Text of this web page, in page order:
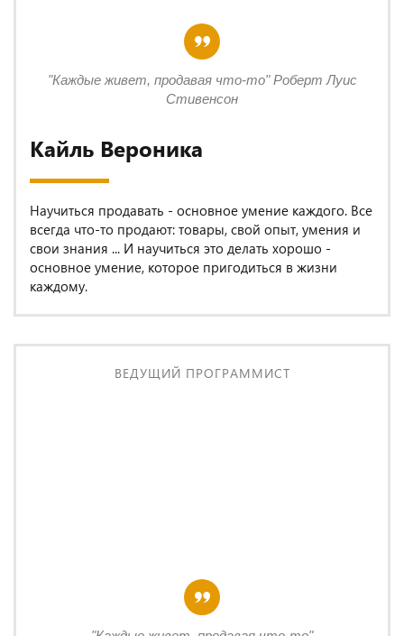
Кайль Вероника
Научиться продавать - основное умение каждого. Все
всегда что-то продают: товары, свой опыт, умения и
свои знания ... И научиться это делать хорошо -
основное умение, которое пригодиться в жизни
каждому.
"Каждые живет, продавая что-то" Роберт Луис
Стивенсон
ВЕДУЩИЙ ПРОГРАММИСТ